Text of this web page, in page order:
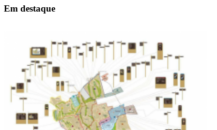
Em destaque